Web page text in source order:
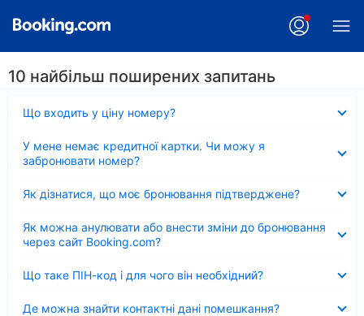
10 найбільш поширених запитань
Що входить у ціну номеру?
У мене немає кредитної картки. Чи можу я
забронювати номер?
Як дізнатися, що моє бронювання підтверджене?
Як можна анулювати або внести зміни до бронювання
через сайт Booking.com?
Що таке ПІН-код і для чого він необхідний?
Де можна знайти контактні дані помешкання?